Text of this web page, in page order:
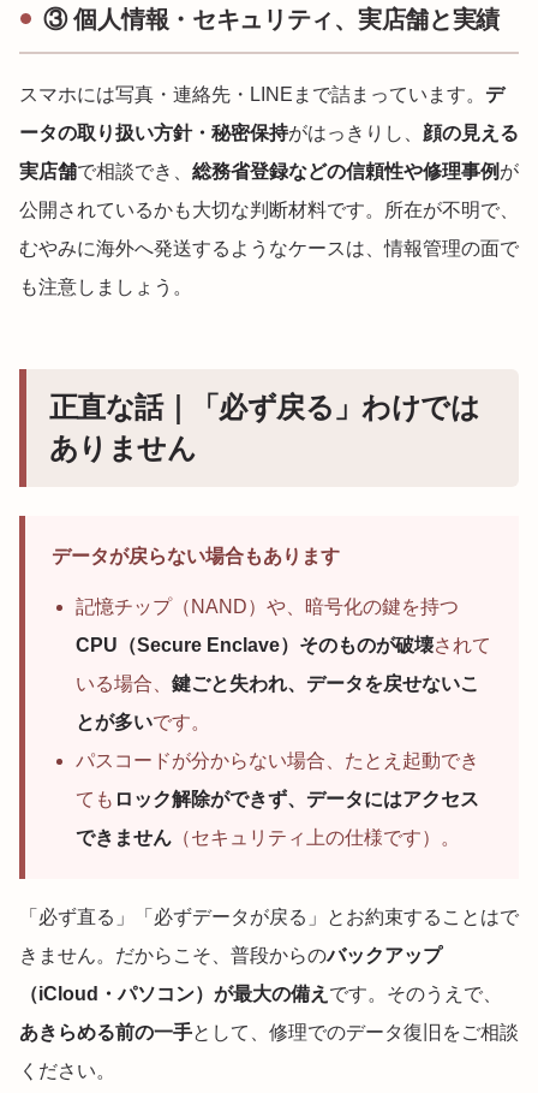
③ 個人情報・セキュリティ、実店舗と実績
スマホには写真・連絡先・LINEまで詰まっています。 デ
ータの取り扱い方針・秘密保持がはっきりし、 顔の見える
実店舗で相談でき、 総務省登録などの信頼性や修理事例 が
公開されているかも大切な判断材料です。所在が不明で、
むやみに海外へ発送するようなケースは、情報管理の面で
も注意しましょう。
正直な話｜「必ず戻る」わけでは
ありません
データが戻らない場合もあります
記憶チップ（NAND）や、暗号化の鍵を持つ
CPU（Secure Enclave）そのものが破壊されて
いる場合、 鍵ごと失われ、データを戻せないこ
とが多いです。
パスコードが分からない場合、たとえ起動でき
ても ロック解除ができず、データにはアクセス
できません （セキュリティ上の仕様です）。
「必ず直る」「必ずデータが戻る」とお約束することはで
きません。だからこそ、普段からのバックアップ
（iCloud・パソコン）が最大の備え です。そのうえで、
あきらめる前の一手として、修理でのデータ復旧をご相談
ください。